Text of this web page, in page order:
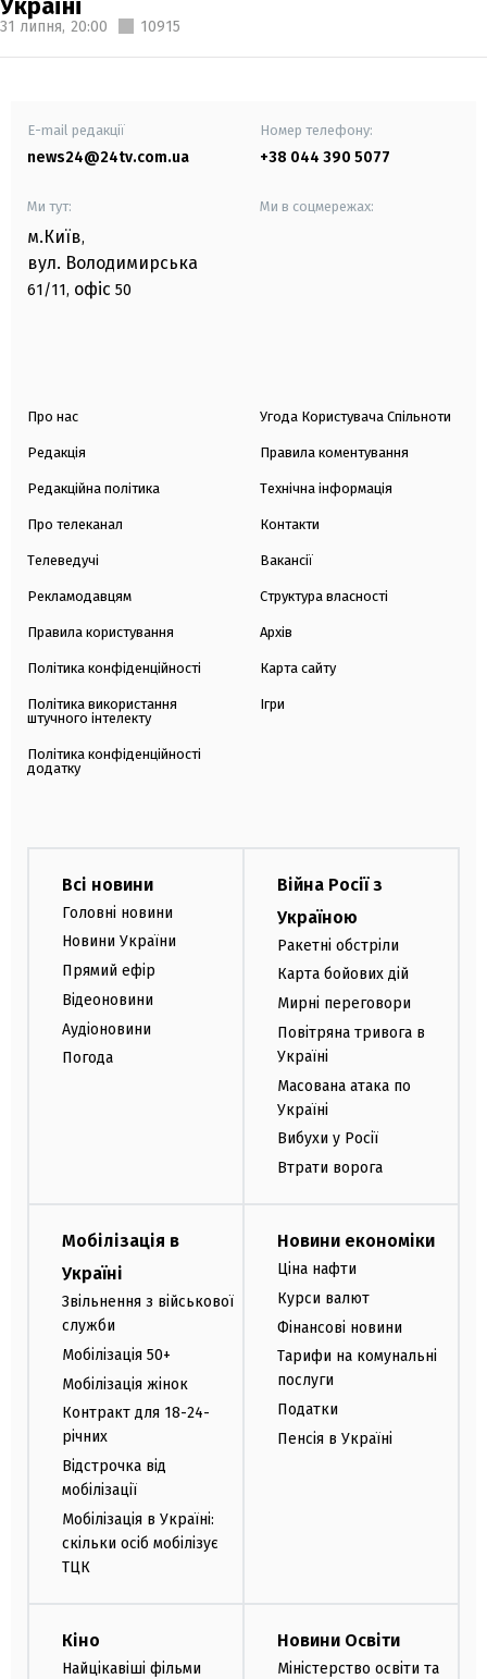
31 липня, 20:00 10915
E-mail редакції
news24@24tv.com.ua
Номер телефону:
+38 044 390 5077
Ми тут:
м.Київ,
вул. Володимирська
61/11, офіс 50
Ми в соцмережах:
Про нас
Редакція
Редакційна політика
Про телеканал
Телеведучі
Рекламодавцям
Правила користування
Політика конфіденційності
Політика використання
штучного інтелекту
Політика конфіденційності
додатку
Угода Користувача Спільноти
Правила коментування
Технічна інформація
Контакти
Вакансії
Структура власності
Архів
Карта сайту
Ігри
Всі новини
Головні новини
Новини України
Прямий ефір
Відеоновини
Аудіоновини
Погода
Війна Росії з
Україною
Ракетні обстріли
Карта бойових дій
Мирні переговори
Повітряна тривога в
Україні
Масована атака по
Україні
Вибухи у Росії
Втрати ворога
Мобілізація в
Україні
Звільнення з військової
служби
Мобілізація 50+
Мобілізація жінок
Контракт для 18-24-
річних
Відстрочка від
мобілізації
Мобілізація в Україні:
скільки осіб мобілізує
ТЦК
Новини економіки
Ціна нафти
Курси валют
Фінансові новини
Тарифи на комунальні
послуги
Податки
Пенсія в Україні
Кіно
Найцікавіші фільми
Новини Освіти
Міністерство освіти та